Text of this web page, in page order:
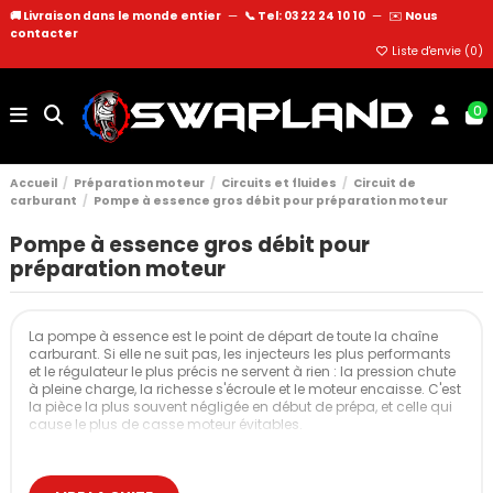
🚚 Livraison dans le monde entier — 📞 Tel: 03 22 24 10 10 — ✉️ Nous
contacter
Liste d'envie (0)
0
Accueil Préparation moteur Circuits et fluides
Circuit de
carburant
Pompe à essence gros débit pour préparation moteur
Pompe à essence gros débit pour
préparation moteur
La pompe à essence est le point de départ de toute la chaîne
carburant. Si elle ne suit pas, les injecteurs les plus performants
et le régulateur le plus précis ne servent à rien : la pression chute
à pleine charge, la richesse s'écroule et le moteur encaisse. C'est
la pièce la plus souvent négligée en début de prépa, et celle qui
cause le plus de casse moteur évitables.
dominent le marché du gros débit, chacune avec ses